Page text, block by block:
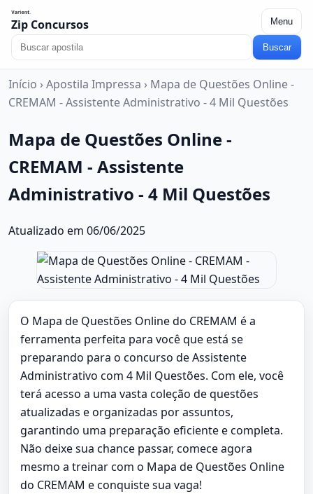
Zip Concursos Menu
Buscar
Início › Apostila Impressa › Mapa de Questões Online -
CREMAM - Assistente Administrativo - 4 Mil Questões
Mapa de Questões Online -
CREMAM - Assistente
Administrativo - 4 Mil Questões
Atualizado em 06/06/2025
O Mapa de Questões Online do CREMAM é a
ferramenta perfeita para você que está se
preparando para o concurso de Assistente
Administrativo com 4 Mil Questões. Com ele, você
terá acesso a uma vasta coleção de questões
atualizadas e organizadas por assuntos,
garantindo uma preparação eficiente e completa.
Não deixe sua chance passar, comece agora
mesmo a treinar com o Mapa de Questões Online
do CREMAM e conquiste sua vaga!